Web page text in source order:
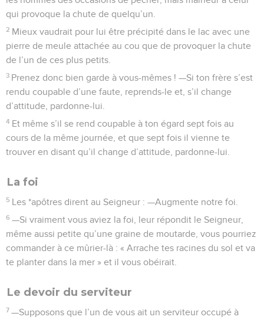
qui provoque la chute de quelqu’un.
2 Mieux vaudrait pour lui être précipité dans le lac avec une
pierre de meule attachée au cou que de provoquer la chute
de l’un de ces plus petits.
3 Prenez donc bien garde à vous-mêmes ! —Si ton frère s’est
rendu coupable d’une faute, reprends-le et, s’il change
d’attitude, pardonne-lui.
4 Et même s’il se rend coupable à ton égard sept fois au
cours de la même journée, et que sept fois il vienne te
trouver en disant qu’il change d’attitude, pardonne-lui.
La foi
5 Les *apôtres dirent au Seigneur : —Augmente notre foi.
6 —Si vraiment vous aviez la foi, leur répondit le Seigneur,
même aussi petite qu’une graine de moutarde, vous pourriez
commander à ce mûrier-là : « Arrache tes racines du sol et va
te planter dans la mer » et il vous obéirait.
Le devoir du serviteur
7 —Supposons que l’un de vous ait un serviteur occupé à